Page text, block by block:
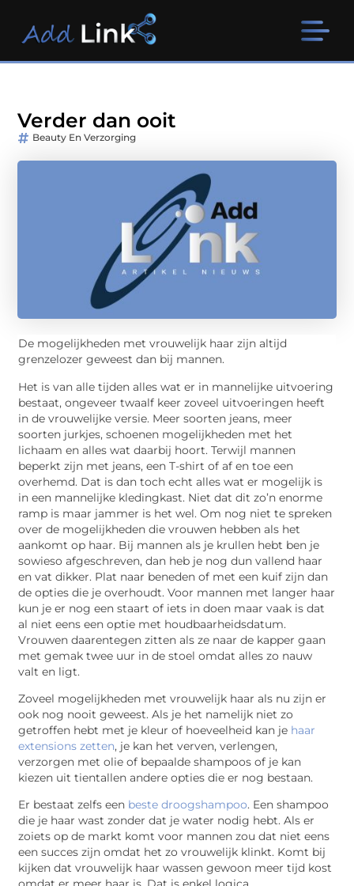
Verder dan ooit
Beauty En Verzorging
De mogelijkheden met vrouwelijk haar zijn altijd
grenzelozer geweest dan bij mannen.
Het is van alle tijden alles wat er in mannelijke uitvoering
bestaat, ongeveer twaalf keer zoveel uitvoeringen heeft
in de vrouwelijke versie. Meer soorten jeans, meer
soorten jurkjes, schoenen mogelijkheden met het
lichaam en alles wat daarbij hoort. Terwijl mannen
beperkt zijn met jeans, een T-shirt of af en toe een
overhemd. Dat is dan toch echt alles wat er mogelijk is
in een mannelijke kledingkast. Niet dat dit zo’n enorme
ramp is maar jammer is het wel. Om nog niet te spreken
over de mogelijkheden die vrouwen hebben als het
aankomt op haar. Bij mannen als je krullen hebt ben je
sowieso afgeschreven, dan heb je nog dun vallend haar
en vat dikker. Plat naar beneden of met een kuif zijn dan
de opties die je overhoudt. Voor mannen met langer haar
kun je er nog een staart of iets in doen maar vaak is dat
al niet eens een optie met houdbaarheidsdatum.
Vrouwen daarentegen zitten als ze naar de kapper gaan
met gemak twee uur in de stoel omdat alles zo nauw
valt en ligt.
Zoveel mogelijkheden met vrouwelijk haar als nu zijn er
ook nog nooit geweest. Als je het namelijk niet zo
getroffen hebt met je kleur of hoeveelheid kan je haar
extensions zetten, je kan het verven, verlengen,
verzorgen met olie of bepaalde shampoos of je kan
kiezen uit tientallen andere opties die er nog bestaan.
Er bestaat zelfs een beste droogshampoo. Een shampoo
die je haar wast zonder dat je water nodig hebt. Als er
zoiets op de markt komt voor mannen zou dat niet eens
een succes zijn omdat het zo vrouwelijk klinkt. Komt bij
kijken dat vrouwelijk haar wassen gewoon meer tijd kost